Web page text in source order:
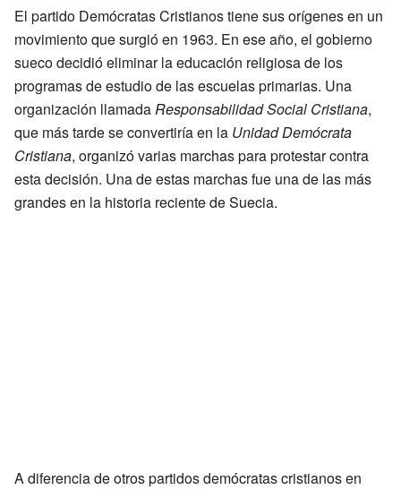
El partido Demócratas Cristianos tiene sus orígenes en un
movimiento que surgió en 1963. En ese año, el gobierno
sueco decidió eliminar la educación religiosa de los
programas de estudio de las escuelas primarias. Una
organización llamadaResponsabilidad Social Cristiana,
que más tarde se convertiría en la Unidad Demócrata
Cristiana, organizó varias marchas para protestar contra
esta decisión. Una de estas marchas fue una de las más
grandes en la historia reciente de Suecia.
A diferencia de otros partidos demócratas cristianos en